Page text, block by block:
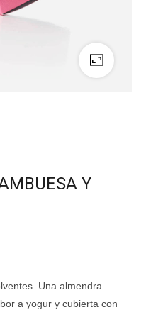
Y
Una almendra
a yogur y cubierta con